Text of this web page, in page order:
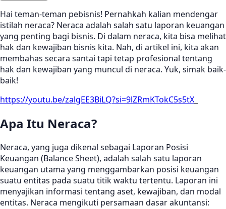
Hai teman-teman pebisnis! Pernahkah kalian mendengar
istilah neraca? Neraca adalah salah satu laporan keuangan
yang penting bagi bisnis. Di dalam neraca, kita bisa melihat
hak dan kewajiban bisnis kita. Nah, di artikel ini, kita akan
membahas secara santai tapi tetap profesional tentang
hak dan kewajiban yang muncul di neraca. Yuk, simak baik-
baik!
https://youtu.be/zalgEE3BiLQ?si=9lZRmKTokC5s5tX
Apa Itu Neraca?
Neraca, yang juga dikenal sebagai Laporan Posisi
Keuangan (Balance Sheet), adalah salah satu laporan
keuangan utama yang menggambarkan posisi keuangan
suatu entitas pada suatu titik waktu tertentu. Laporan ini
menyajikan informasi tentang aset, kewajiban, dan modal
entitas. Neraca mengikuti persamaan dasar akuntansi: